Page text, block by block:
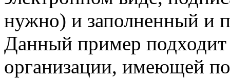
нужно) и заполненный и
Данный пример
организации, имеющей